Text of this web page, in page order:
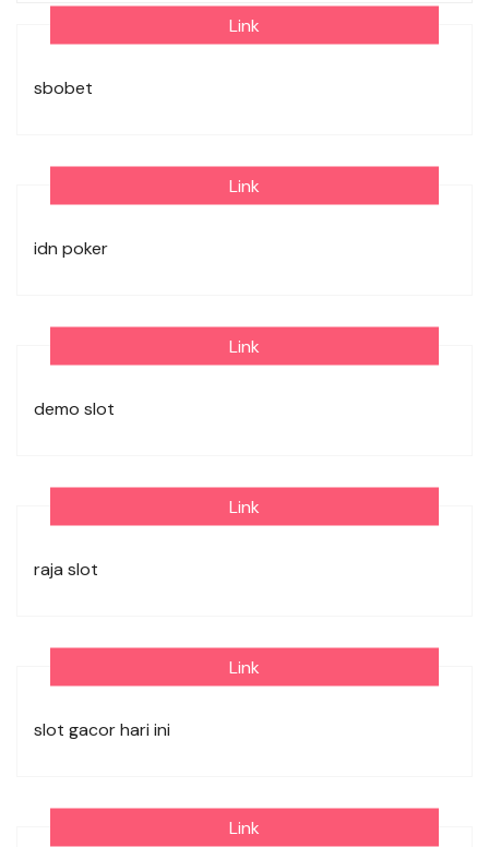
Link
sbobet
Link
idn poker
Link
demo slot
Link
raja slot
Link
slot gacor hari ini
Link